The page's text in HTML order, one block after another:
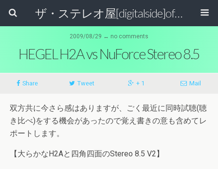
ザ・ステレオ屋[digitalside]official blog.
2009/08/29 ↔ no comments
HEGEL H2A vs NuForce Stereo 8.5
Share Tweet + 1 Mail
双方共に今さら感はありますが、ごく最近に同時試聴(聴
き比べ)をする機会があったので覚え書きの意も含めてレ
ポートします。
【大らかなH2Aと四角四面のStereo 8.5 V2】